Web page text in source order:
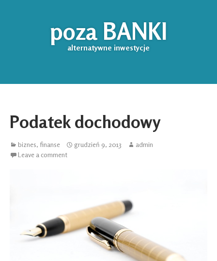
poza BANKI
alternatywne inwestycje
Podatek dochodowy
biznes, finanse grudzień 9, 2013
admin
Leave a comment